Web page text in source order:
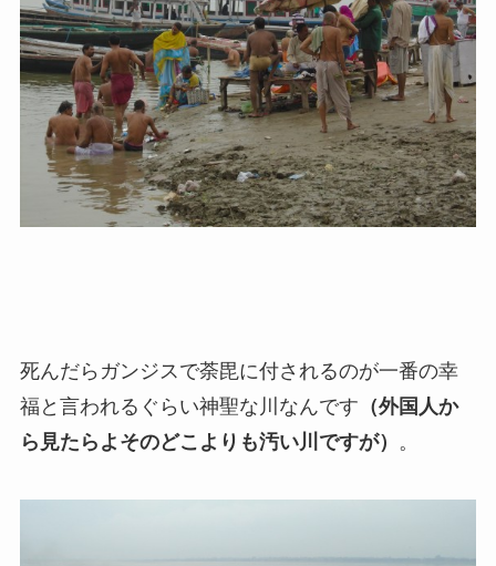
死んだらガンジスで荼毘に付されるのが一番の幸
福と言われるぐらい神聖な川なんです （外国人か
ら見たらよそのどこよりも汚い川ですが） 。